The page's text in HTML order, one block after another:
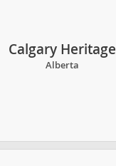
Calgary Heritage
Alberta